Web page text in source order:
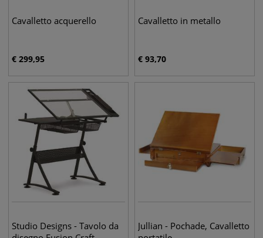
Cavalletto acquerello
€ 299,95
Cavalletto in metallo
€ 93,70
Studio Designs - Tavolo da
Jullian - Pochade, Cavalletto